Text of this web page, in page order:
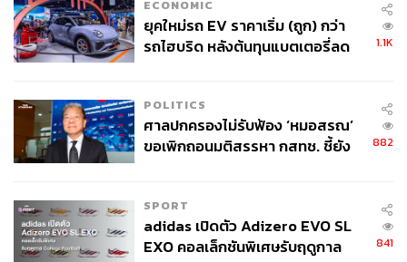
ECONOMIC
ยุคใหม่รถ EV ราคาเริ่ม (ถูก) กว่า
รถไฮบริด หลังต้นทุนแบตเตอรี่ลด
1.1K
POLITICS
ศาลปกครองไม่รับฟ้อง ‘หมอสรณ’
ขอเพิกถอนมติสรรหา กสทช. ชี้ยัง
882
SPORT
adidas เปิดตัว Adizero EVO SL
EXO คอลเล็กชันพิเศษรับฤดูกาล
841